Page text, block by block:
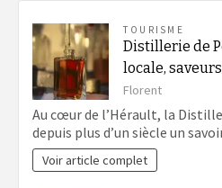
TOURISME
Distillerie de
locale,
Florent
Au cœur de l’Hérault, la
depuis plus d’un siècle un
Voir article complet